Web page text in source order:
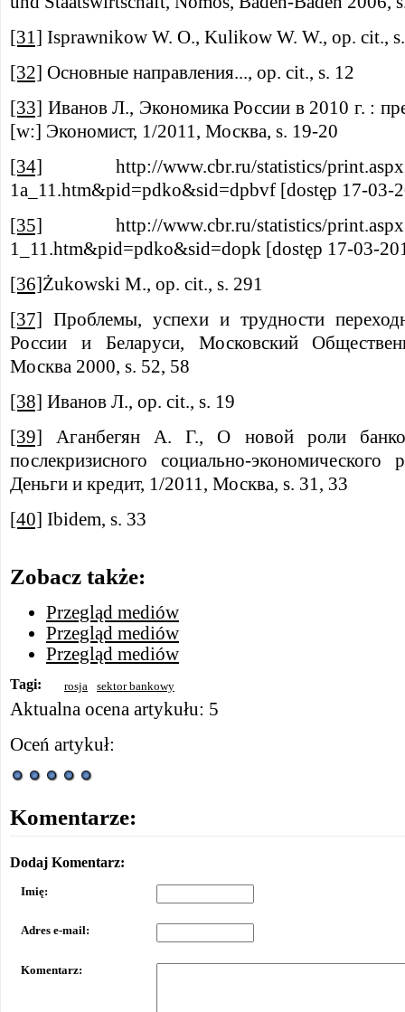
[31] Isprawnikow W. O., Kulikow W. W., op. cit.,
[32] Основные направления..., op. cit., s. 12
[33] Иванов Л., Экономика России в 2010 г. :
[w:] Экономист, 1/2011, Москва, s. 19-20
[34]
http://www.cbr.ru/statistics/
1a_11.htm&pid=pdko&sid=dpbvf [dostęp 17-03-
[35]
http://www.cbr.ru/statistics/
1_11.htm&pid=pdko&sid=dopk [dostęp 17-03-
[36]Żukowski M., op. cit., s. 291
[37]
Проблемы, успехи и трудности
России и Беларуси, Московский
Москва 2000, s. 52, 58
[38] Иванов Л., op. cit., s. 19
[39]
Аганбегян А. Г., О новой роли
послекризисного социально-
Деньги и кредит, 1/2011, Москва, s. 31, 33
[40] Ibidem, s. 33
Zobacz także:
Przegląd mediów
Przegląd mediów
Przegląd mediów
Tagi: rosja sektor bankowy
Aktualna ocena artykułu: 5
Oceń artykuł:
Komentarze:
Dodaj Komentarz:
Imię:
Adres e-mail:
Komentarz: